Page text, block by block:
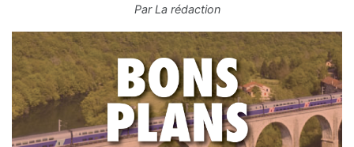
ParLa rédaction